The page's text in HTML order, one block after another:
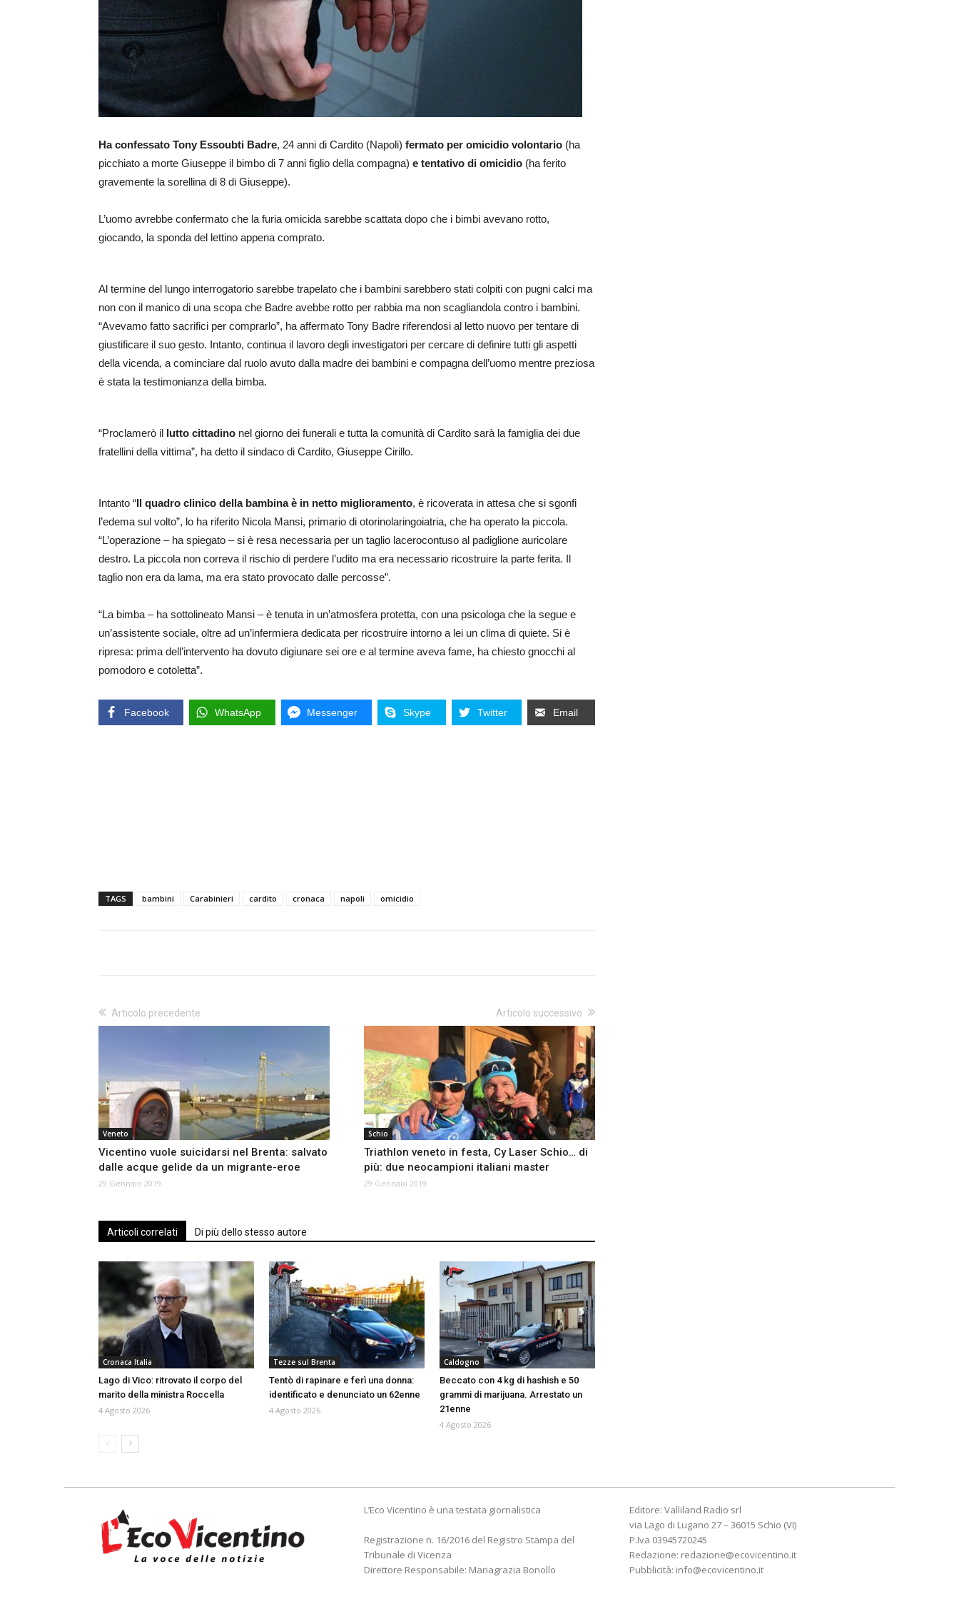
Ha confessato Tony Essoubti Badre, 24 anni di Cardito (Napoli) fermato per omicidio volontario (ha
picchiato a morte Giuseppe il bimbo di 7 anni figlio della compagna) e tentativo di omicidio (ha ferito
gravemente la sorellina di 8 di Giuseppe).
L’uomo avrebbe confermato che la furia omicida sarebbe scattata dopo che i bimbi avevano rotto,
giocando, la sponda del lettino appena comprato.
Al termine del lungo interrogatorio sarebbe trapelato che i bambini sarebbero stati colpiti con pugni calci ma
non con il manico di una scopa che Badre avebbe rotto per rabbia ma non scagliandola contro i bambini.
“Avevamo fatto sacrifici per comprarlo”, ha affermato Tony Badre riferendosi al letto nuovo per tentare di
giustificare il suo gesto. Intanto, continua il lavoro degli investigatori per cercare di definire tutti gli aspetti
della vicenda, a cominciare dal ruolo avuto dalla madre dei bambini e compagna dell’uomo mentre preziosa
è stata la testimonianza della bimba.
“Proclamerò il lutto cittadino nel giorno dei funerali e tutta la comunità di Cardito sarà la famiglia dei due
fratellini della vittima”, ha detto il sindaco di Cardito, Giuseppe Cirillo.
Intanto “Il quadro clinico della bambina è in netto miglioramento, è ricoverata in attesa che si sgonfi
l’edema sul volto”, lo ha riferito Nicola Mansi, primario di otorinolaringoiatria, che ha operato la piccola.
“L’operazione – ha spiegato – si è resa necessaria per un taglio lacerocontuso al padiglione auricolare
destro. La piccola non correva il rischio di perdere l’udito ma era necessario ricostruire la parte ferita. Il
taglio non era da lama, ma era stato provocato dalle percosse”.
“La bimba – ha sottolineato Mansi – è tenuta in un’atmosfera protetta, con una psicologa che la segue e
un’assistente sociale, oltre ad un’infermiera dedicata per ricostruire intorno a lei un clima di quiete. Si è
ripresa: prima dell’intervento ha dovuto digiunare sei ore e al termine aveva fame, ha chiesto gnocchi al
pomodoro e cotoletta”.
Facebook WhatsApp Messenger Skype Twitter Email
TAGS bambini Carabinieri cardito cronaca napoli omicidio
Articolo precedente
Veneto
Vicentino vuole suicidarsi nel Brenta: salvato
dalle acque gelide da un migrante-eroe
29 Gennaio 2019
Articolo successivo
Schio
Triathlon veneto in festa, Cy Laser Schio… di
più: due neocampioni italiani master
29 Gennaio 2019
Articoli correlati Di più dello stesso autore
Cronaca Italia
Lago di Vico: ritrovato il corpo del
marito della ministra Roccella
4 Agosto 2026
Tezze sul Brenta
Tentò di rapinare e ferì una donna:
identificato e denunciato un 62enne
4 Agosto 2026
Caldogno
Beccato con 4 kg di hashish e 50
grammi di marijuana. Arrestato un
21enne
4 Agosto 2026
L’Eco Vicentino è una testata giornalistica
Registrazione n. 16/2016 del Registro Stampa del
Tribunale di Vicenza
Direttore Responsabile: Mariagrazia Bonollo
Editore: Valliland Radio srl
via Lago di Lugano 27 – 36015 Schio (VI)
P.Iva 03945720245
Redazione: redazione@ecovicentino.it
Pubblicità: info@ecovicentino.it